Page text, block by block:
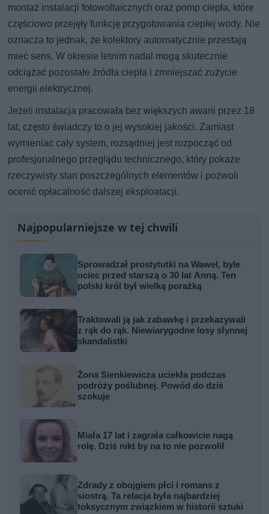
montaż instalacji fotowoltaicznych oraz pomp ciepła, które
częściowo przejęły funkcję przygotowania ciepłej wody. Nie
oznacza to jednak, że kolektory automatycznie przestają
mieć sens. W okresie letnim nadal mogą skutecznie
odciążać pozostałe źródła ciepła i zmniejszać zużycie
energii elektrycznej.
Jeżeli instalacja pracowała bez większych awarii przez 18
lat, często świadczy to o jej wysokiej jakości. Zamiast
wymieniać cały system, rozsądniej jest rozpocząć od
profesjonalnego przeglądu technicznego, który pokaże
rzeczywisty stan poszczególnych elementów i pozwoli
ocenić opłacalność dalszej eksploatacji.
Najpopularniejsze w tej chwili
Sprowadzał prostytutki na Wawel, byle
uciec przed starszą o 30 lat Anną. Ten
polski król był wielką porażką
Traktowali ją jak zabawkę i przekazywali
z rąk do rąk. Niewiarygodne losy słynnej
skandalistki
Żona Sienkiewicza uciekła podczas
podróży poślubnej. Powód do dziś
szokuje
Miała 17 lat i zagrała całkowicie nagą
rolę. Dziś nikt by na to nie pozwolił
Zdrady z obojgiem płci i romans z
siostrą. Ta relacja była najbardziej
toksycznym związkiem w historii sztuki